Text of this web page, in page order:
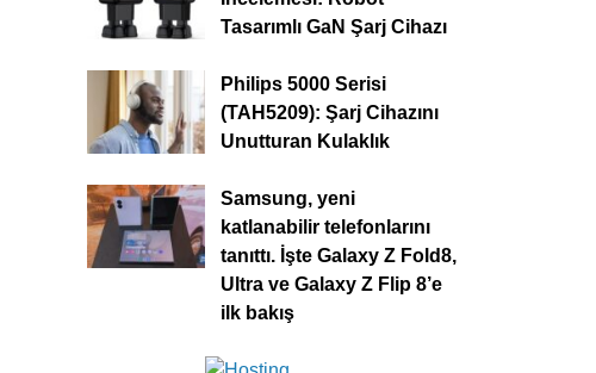
Tasarımlı GaN Şarj Cihazı
Philips 5000 Serisi
(TAH5209): Şarj Cihazını
Unutturan Kulaklık
Samsung, yeni
katlanabilir telefonlarını
tanıttı. İşte Galaxy Z Fold8,
Ultra ve Galaxy Z Flip 8’e
ilk bakış